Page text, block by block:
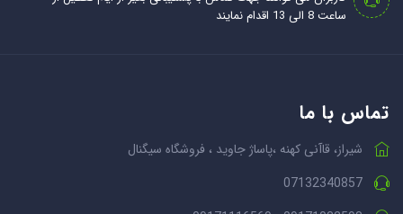
ساعت 8 الی 13 اقدام نمایند
تماس با ما
شیراز، قاآنی کهنه ،پاساژ جاوید ، فروشگاه سیگنال
07132340857